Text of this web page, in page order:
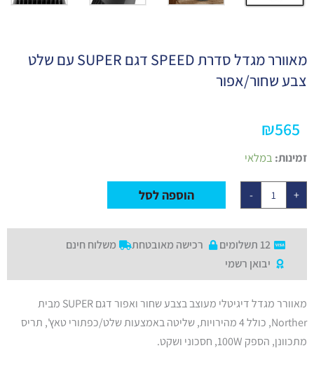
מאוורר מגדל סדרת SPEED דגם SUPER עם שלט
צבע שחור/אפור
₪565
זמינות: במלאי
-
כמות
של
מגדל
סדרת
SPEED
SUPER
עם
שלט
צבע
שחור/אפור
+ הוספה לסל
12 תשלומים רכישה מאובטחת
משלוח חינם
יבואן רשמי
מאוורר מגדל דיגיטלי מעוצב בצבע שחור ואפור דגם SUPER מבית
Norther, כולל 4 מהירויות, שליטה באמצעות שלט/כפתורי טאץ', תריס
מתכוונן, הספק 100W, חסכוני ושקט.